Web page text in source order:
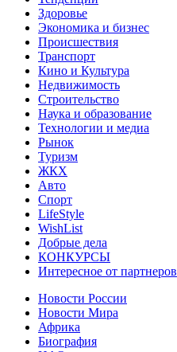
Здоровье
Экономика и бизнес
Происшествия
Транспорт
Кино и Культура
Недвижимость
Строительство
Наука и образование
Технологии и медиа
Рынок
Туризм
ЖКХ
Авто
Спорт
LifeStyle
WishList
Добрые дела
КОНКУРСЫ
Интересное от партнеров
Новости России
Новости Мира
Африка
Биография